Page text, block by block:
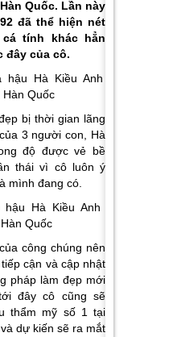
Quốc. Lần này
đã thể hiện nét
tính khác hẳn
đây của cô.
bị thời gian lãng
3 người con, Hà
độ được vẻ bề
thái vì cô luôn ý
mình đang có.
công chúng nên
cận và cập nhật
pháp làm đẹp mới
đây cô cũng sẽ
thẩm mỹ số 1 tại
dự kiến sẽ ra mắt